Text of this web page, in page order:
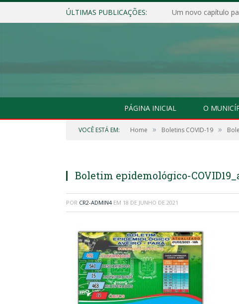
ÚLTIMAS PUBLICAÇÕES: Um novo capítulo
PÁGINA INICIAL O
VOCÊ ESTÁ EM: Home » Boletins COVID-19 »
Boletim epidemológico-
POR CR2-ADMIN4 EM 18 DE JUNHO DE 2021